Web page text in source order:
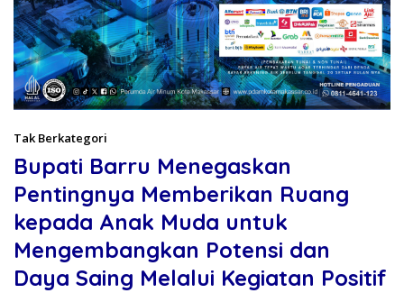
Tak Berkategori
Bupati Barru Menegaskan
Pentingnya Memberikan Ruang
kepada Anak Muda untuk
Mengembangkan Potensi dan
Daya Saing Melalui Kegiatan Positif